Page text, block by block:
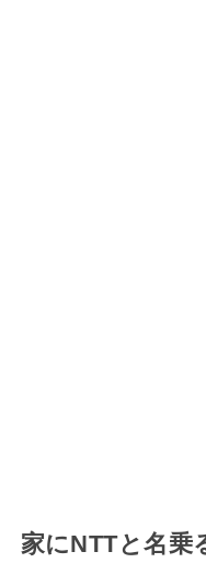
家にNTTと名乗